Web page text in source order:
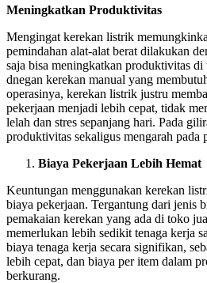
Meningkatkan Produktivitas
Mengingat kerekan listrik
pemindahan alat-alat berat dilakukan
saja bisa meningkatkan produktivitas di
dnegan kerekan manual yang
operasinya, kerekan listrik justru
pekerjaan menjadi lebih cepat, tidak
lelah dan stres sepanjang hari. Pada
produktivitas sekaligus mengarah pada
Biaya Pekerjaan Lebih Hemat
Keuntungan menggunakan kerekan
biaya pekerjaan. Tergantung dari jenis
pemakaian kerekan yang ada di toko
memerlukan lebih sedikit tenaga kerja
biaya tenaga kerja secara signifikan,
lebih cepat, dan biaya per item dalam
berkurang.